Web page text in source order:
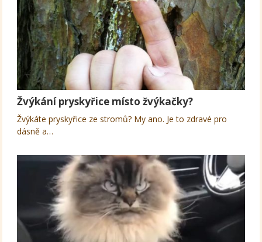
Žvýkání pryskyřice místo žvýkačky?
Žvýkáte pryskyřice ze stromů? My ano. Je to zdravé pro
dásně a…